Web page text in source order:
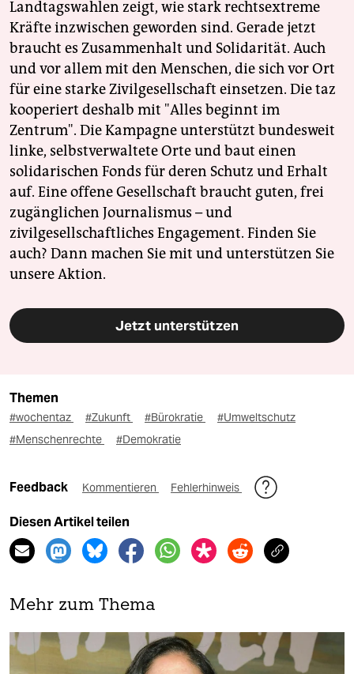
Landtagswahlen zeigt, wie stark rechtsextreme
Kräfte inzwischen geworden sind. Gerade jetzt
braucht es Zusammenhalt und Solidarität. Auch
und vor allem mit den Menschen, die sich vor Ort
für eine starke Zivilgesellschaft einsetzen. Die taz
kooperiert deshalb mit "Alles beginnt im
Zentrum". Die Kampagne unterstützt bundesweit
linke, selbstverwaltete Orte und baut einen
solidarischen Fonds für deren Schutz und Erhalt
auf. Eine offene Gesellschaft braucht guten, frei
zugänglichen Journalismus – und
zivilgesellschaftliches Engagement. Finden Sie
auch? Dann machen Sie mit und unterstützen Sie
unsere Aktion.
Jetzt unterstützen
Themen
#wochentaz #Zukunft #Bürokratie
#Umweltschutz
#Menschenrechte
#Demokratie
Feedback Kommentieren Fehlerhinweis
Diesen Artikel teilen
Mehr zum Thema